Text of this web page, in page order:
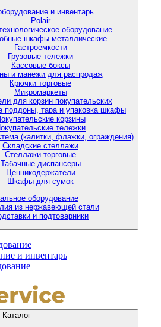
и инвентарь
Polair
оборудование
шкафы металлические
Гастроемкости
Грузовые тележки
Кассовые боксы
и манежи для распродаж
Крючки торговые
Микромаркеты
для корзин покупательских
поддоны, тара и упаковка шкафы
корзины
тележки
(калитки, флажки, ограждения)
Складские стеллажи
Стеллажи торговые
Табачные диспансеры
Ценникодержатели
Шкафы для сумок
оборудование
из нержавеющей стали
и подтоварники
и инвентарь
Каталог